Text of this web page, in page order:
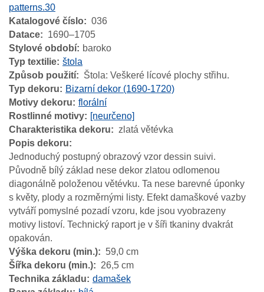
patterns.30
Katalogové číslo
036
Datace
1690–1705
Stylové období
baroko
Typ textilie štola
Způsob použití
Štola: Veškeré lícové plochy střihu.
Typ dekoru
Bizarní dekor (1690-1720)
Motivy dekoru
florální
Rostlinné motivy
[neurčeno]
Charakteristika dekoru
zlatá větévka
Popis dekoru
Jednoduchý postupný obrazový vzor dessin suivi.
Původně bílý základ nese dekor zlatou odlomenou
diagonálně položenou větévku. Ta nese barevné úponky
s květy, plody a rozměrnými listy. Efekt damaškové vazby
vytváří pomyslné pozadí vzoru, kde jsou vyobrazeny
motivy listoví. Technický raport je v šíři tkaniny dvakrát
opakován.
Výška dekoru (min.)
59,0 cm
Šířka dekoru (min.)
26,5 cm
Technika základu
damašek